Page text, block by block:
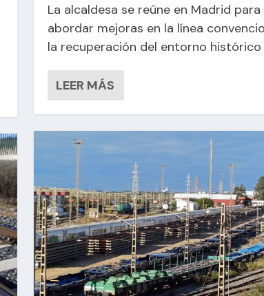
La alcaldesa se reúne en Madrid para
abordar mejoras en la línea
la recuperación del entorno histórico
LEER MÁS